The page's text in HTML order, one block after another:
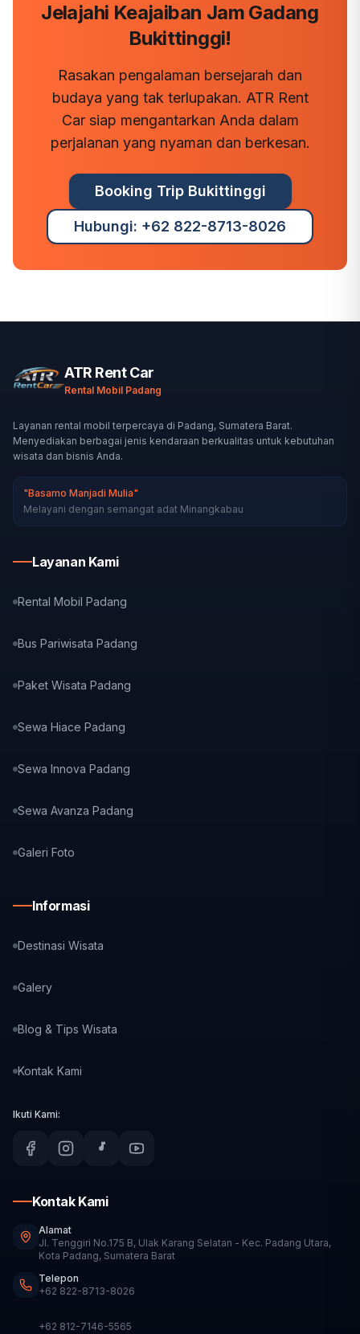
Jelajahi Keajaiban Jam Gadang
Bukittinggi!
Rasakan pengalaman bersejarah dan
budaya yang tak terlupakan. ATR Rent
Car siap mengantarkan Anda dalam
perjalanan yang nyaman dan berkesan.
Booking Trip Bukittinggi
Hubungi: +62 822-8713-8026
ATR Rent Car
Rental Mobil Padang
Layanan rental mobil terpercaya di Padang, Sumatera Barat.
Menyediakan berbagai jenis kendaraan berkualitas untuk kebutuhan
wisata dan bisnis Anda.
"Basamo Manjadi Mulia"
Melayani dengan semangat adat Minangkabau
Layanan Kami
Rental Mobil Padang
Bus Pariwisata Padang
Paket Wisata Padang
Sewa Hiace Padang
Sewa Innova Padang
Sewa Avanza Padang
Galeri Foto
Informasi
Destinasi Wisata
Galery
Blog & Tips Wisata
Kontak Kami
Ikuti Kami:
Kontak Kami
Alamat
Jl. Tenggiri No.175 B, Ulak Karang Selatan - Kec. Padang Utara,
Kota Padang, Sumatera Barat
Telepon
+62 822-8713-8026
+62 812-7146-5565